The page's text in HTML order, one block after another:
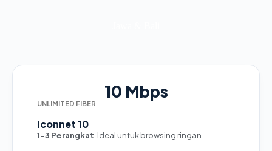
10 Mbps
UNLIMITED FIBER
Iconnet 10
1-3 Perangkat . Ideal untuk browsing ringan.